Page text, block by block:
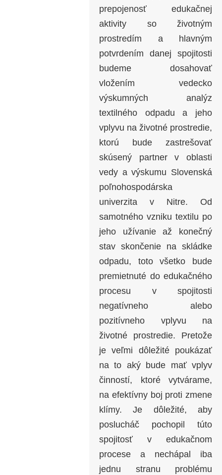
prepojenosť edukačnej
aktivity so životným
prostredím a hlavným
potvrdením danej spojitosti
budeme dosahovať
vložením vedecko
výskumných analýz
textilného odpadu a jeho
vplyvu na životné prostredie,
ktorú bude zastrešovať
skúsený partner v oblasti
vedy a výskumu Slovenská
poľnohospodárska
univerzita v Nitre. Od
samotného vzniku textilu po
jeho užívanie až konečný
stav skončenie na skládke
odpadu, toto všetko bude
premietnuté do edukačného
procesu v spojitosti
negatívneho alebo
pozitívneho vplyvu na
životné prostredie. Pretože
je veľmi dôležité poukázať
na to aký bude mať vplyv
činností, ktoré vytvárame,
na efektívny boj proti zmene
klímy. Je dôležité, aby
poslucháč pochopil túto
spojitosť v edukačnom
procese a nechápal iba
jednu stranu problému